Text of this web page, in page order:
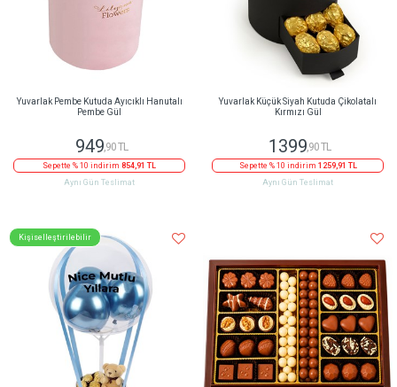
Yuvarlak Pembe Kutuda Ayıcıklı Hanutalı
Pembe Gül
949,90 TL
Sepette % 10 indirim 854,91 TL
Aynı Gün Teslimat
Yuvarlak Küçük Siyah Kutuda Çikolatalı
Kırmızı Gül
1399 ,90 TL
Sepette % 10 indirim 1259,91 TL
Aynı Gün Teslimat
Kişiselleştirilebilir